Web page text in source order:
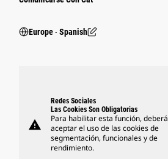
Europe ‧ Spanish
warning
Redes Sociales
Las Cookies Son Obligatorias
Para habilitar esta función, deberá
aceptar el uso de las cookies de
segmentación, funcionales y de
rendimiento.